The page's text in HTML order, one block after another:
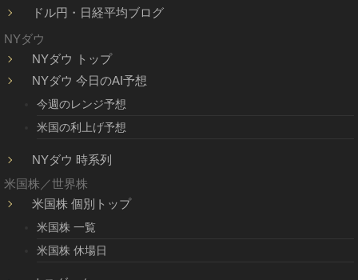
ドル円・日経平均ブログ
NYダウ
NYダウ トップ
NYダウ 今日のAI予想
今週のレンジ予想
米国の利上げ予想
NYダウ 時系列
米国株／世界株
米国株 個別トップ
米国株 一覧
米国株 休場日